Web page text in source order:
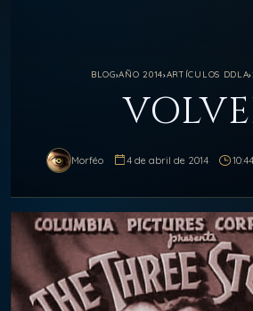
BLOG›AÑO 2014›ARTÍCULOS DDLA›
Morféo 4 de abril de 2014 10:44